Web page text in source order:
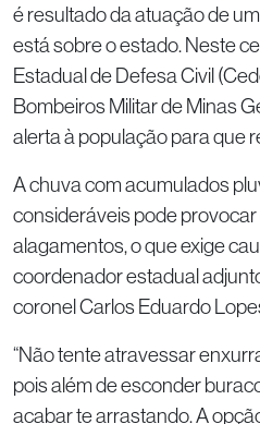
é resultado da atuação de
está sobre o estado. Neste
Estadual de Defesa Civil
Bombeiros Militar de Minas
alerta à população para que
A chuva com acumulados
consideráveis pode
alagamentos, o que exige
coordenador estadual
coronel Carlos Eduardo
“Não tente atravessar
pois além de esconder
acabar te arrastando. A